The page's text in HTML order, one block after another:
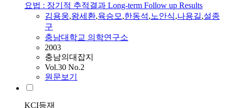
요법 : 장기적 추적결과 Long-term Follow up Results
김용웅,왕세환,육승모,한동석,노안식,나용길,설종
구
충남대학교 의학연구소
2003
충남의대잡지
Vol.30 No.2
원문보기
KCI등재